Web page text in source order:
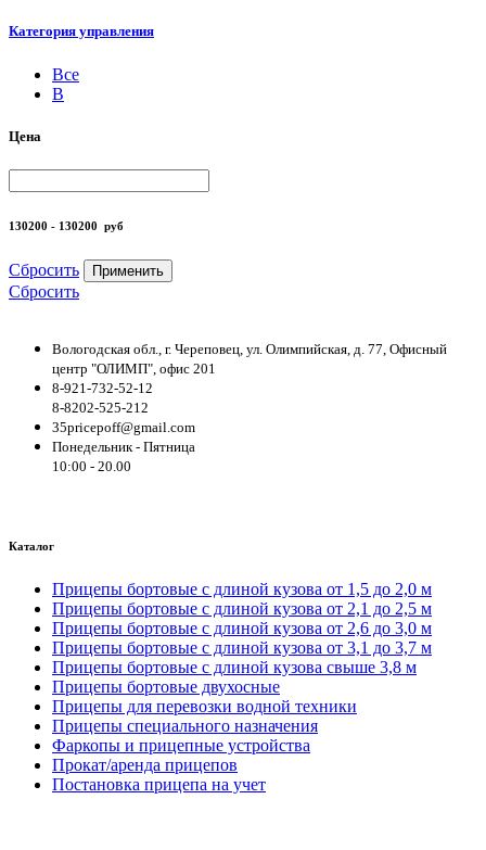
Категория управления
Все
B
Цена
130200 - 130200 руб
Сбросить Применить
Сбросить
Вологодская обл., г. Череповец, ул. Олимпийская, д. 77, Офисный
центр "ОЛИМП", офис 201
8-921-732-52-12
8-8202-525-212
35pricepoff@gmail.com
Понедельник - Пятница
10:00 - 20.00
Каталог
Прицепы бортовые с длиной кузова от 1,5 до 2,0 м
Прицепы бортовые с длиной кузова от 2,1 до 2,5 м
Прицепы бортовые с длиной кузова от 2,6 до 3,0 м
Прицепы бортовые с длиной кузова от 3,1 до 3,7 м
Прицепы бортовые с длиной кузова свыше 3,8 м
Прицепы бортовые двухосные
Прицепы для перевозки водной техники
Прицепы специального назначения
Фаркопы и прицепные устройства
Прокат/аренда прицепов
Постановка прицепа на учет